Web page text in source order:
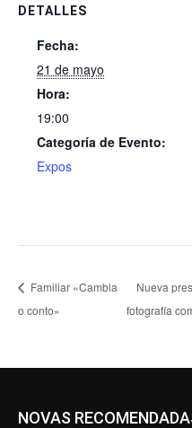
DETALLES
Fecha:
21 de mayo
Hora:
19:00
Categoría de Evento:
Expos
Familiar «Cambia
o conto»
Nueva
fotografía
NOVAS